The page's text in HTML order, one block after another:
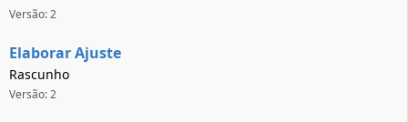
Versão: 2
Elaborar Ajuste
Rascunho
Versão: 2